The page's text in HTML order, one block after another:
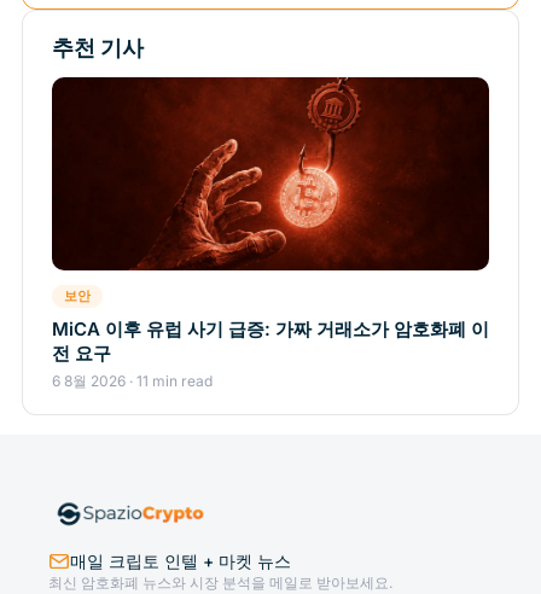
추천 기사
보안
MiCA 이후 유럽 사기 급증: 가짜 거래소가 암호화폐 이
전 요구
6 8월 2026 · 11 min read
매일 크립토 인텔 + 마켓 뉴스
최신 암호화폐 뉴스와 시장 분석을 메일로 받아보세요.